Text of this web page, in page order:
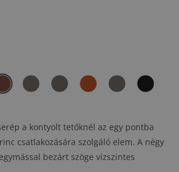
a kontyolt tetőknél az egy pontba
csatlakozására szolgáló elem. A négy
bezárt szöge vízszintes